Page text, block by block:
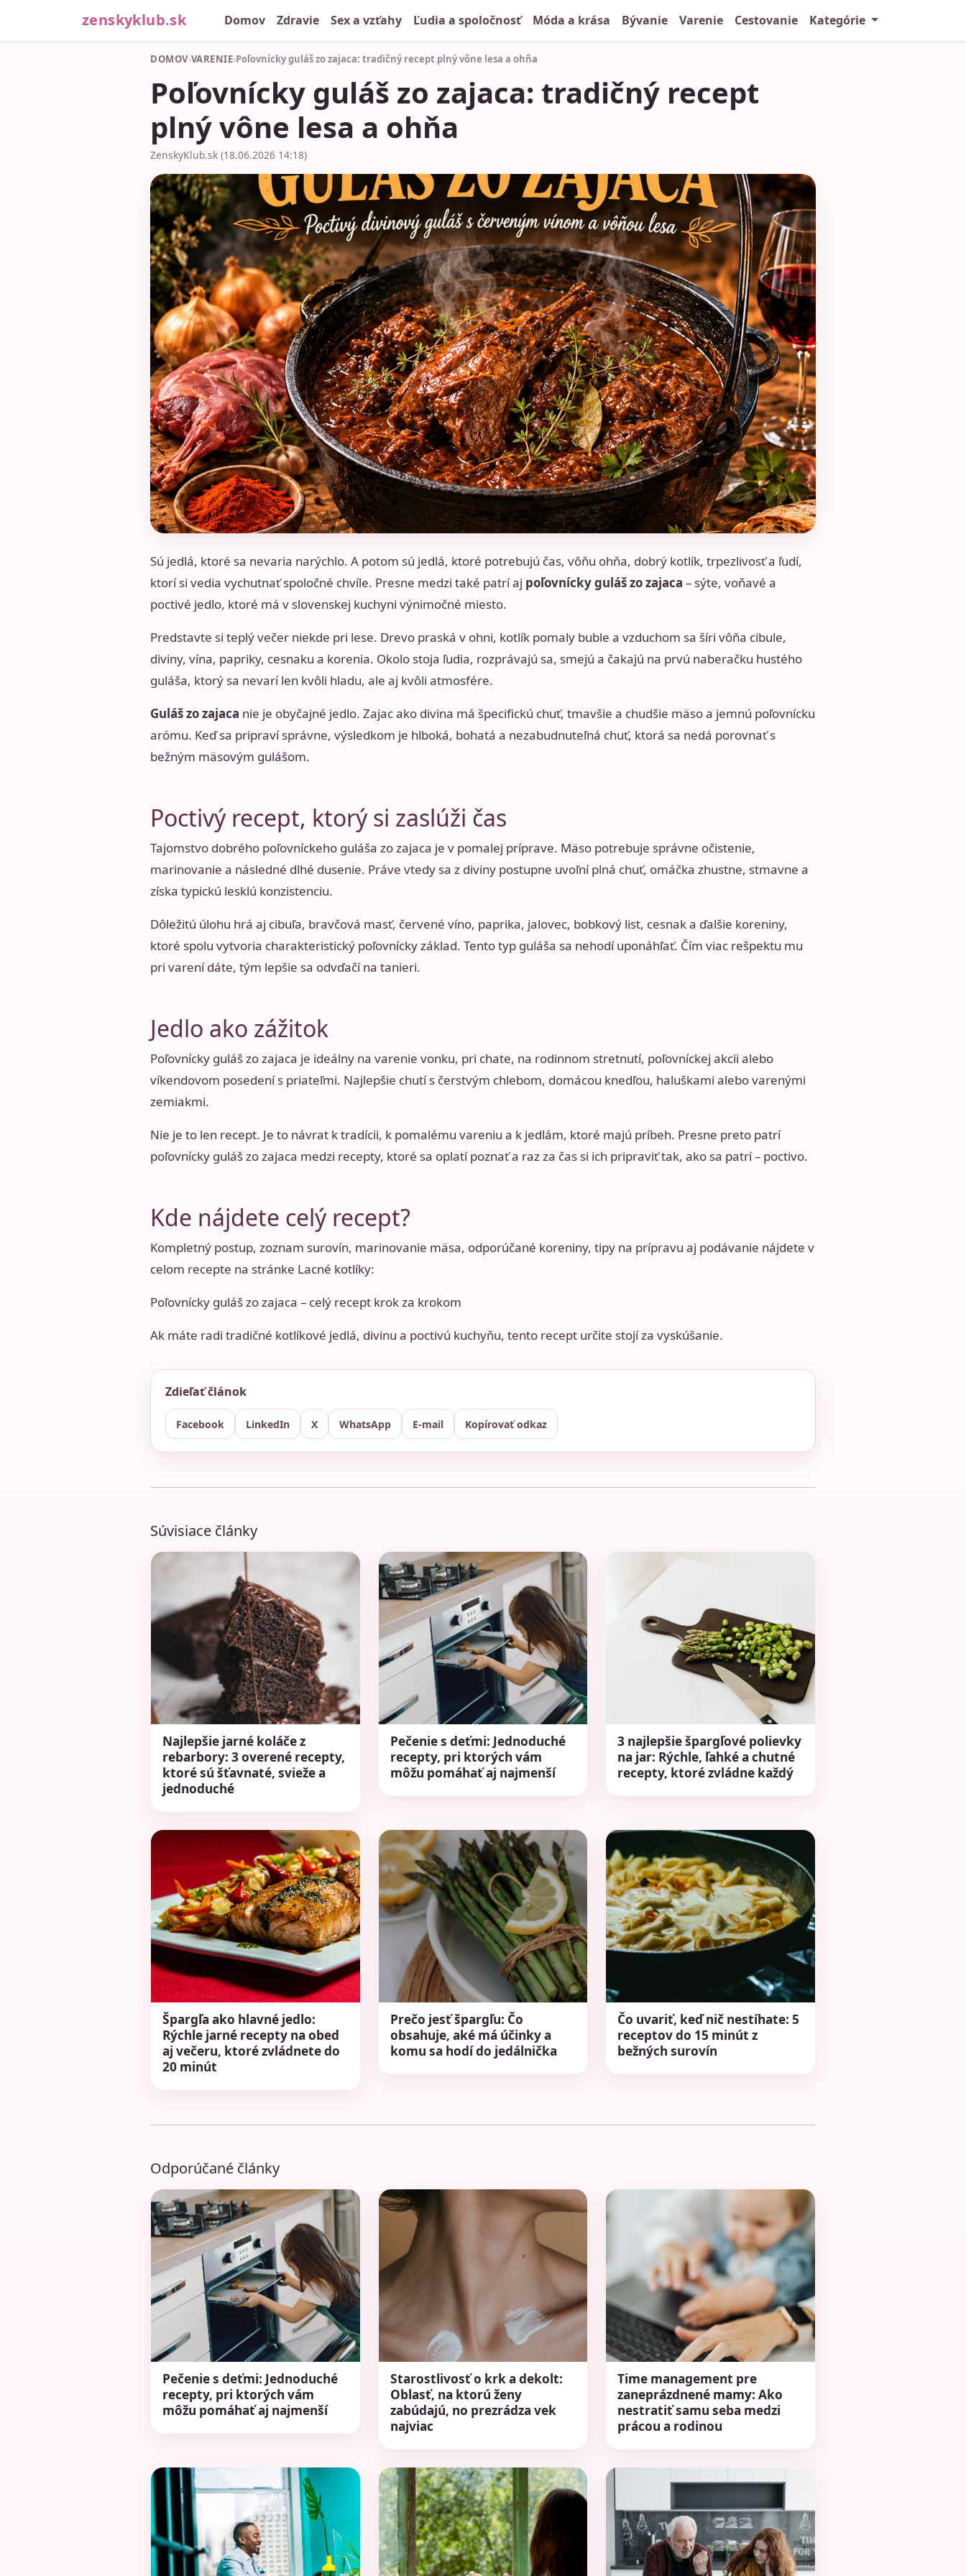
zenskyklub.sk Domov Zdravie Sex a vzťahy Ľudia a spoločnosť Móda a krása Bývanie Varenie Cestovanie Kategórie
DOMOV›VARENIE›Poľovnícky guláš zo zajaca: tradičný recept plný vône lesa a ohňa
Poľovnícky guláš zo zajaca: tradičný recept
plný vône lesa a ohňa
ZenskyKlub.sk (18.06.2026 14:18)
Sú jedlá, ktoré sa nevaria narýchlo. A potom sú jedlá, ktoré potrebujú čas, vôňu ohňa, dobrý kotlík, trpezlivosť a ľudí,
ktorí si vedia vychutnať spoločné chvíle. Presne medzi také patrí aj poľovnícky guláš zo zajaca – sýte, voňavé a
poctivé jedlo, ktoré má v slovenskej kuchyni výnimočné miesto.
Predstavte si teplý večer niekde pri lese. Drevo praská v ohni, kotlík pomaly buble a vzduchom sa šíri vôňa cibule,
diviny, vína, papriky, cesnaku a korenia. Okolo stoja ľudia, rozprávajú sa, smejú a čakajú na prvú naberačku hustého
guláša, ktorý sa nevarí len kvôli hladu, ale aj kvôli atmosfére.
Guláš zo zajaca nie je obyčajné jedlo. Zajac ako divina má špecifickú chuť, tmavšie a chudšie mäso a jemnú poľovnícku
arómu. Keď sa pripraví správne, výsledkom je hlboká, bohatá a nezabudnuteľná chuť, ktorá sa nedá porovnať s
bežným mäsovým gulášom.
Poctivý recept, ktorý si zaslúži čas
Tajomstvo dobrého poľovníckeho guláša zo zajaca je v pomalej príprave. Mäso potrebuje správne očistenie,
marinovanie a následné dlhé dusenie. Práve vtedy sa z diviny postupne uvoľní plná chuť, omáčka zhustne, stmavne a
získa typickú lesklú konzistenciu.
Dôležitú úlohu hrá aj cibuľa, bravčová masť, červené víno, paprika, jalovec, bobkový list, cesnak a ďalšie koreniny,
ktoré spolu vytvoria charakteristický poľovnícky základ. Tento typ guláša sa nehodí uponáhľať. Čím viac rešpektu mu
pri varení dáte, tým lepšie sa odvďačí na tanieri.
Jedlo ako zážitok
Poľovnícky guláš zo zajaca je ideálny na varenie vonku, pri chate, na rodinnom stretnutí, poľovníckej akcii alebo
víkendovom posedení s priateľmi. Najlepšie chutí s čerstvým chlebom, domácou knedľou, haluškami alebo varenými
zemiakmi.
Nie je to len recept. Je to návrat k tradícii, k pomalému vareniu a k jedlám, ktoré majú príbeh. Presne preto patrí
poľovnícky guláš zo zajaca medzi recepty, ktoré sa oplatí poznať a raz za čas si ich pripraviť tak, ako sa patrí – poctivo.
Kde nájdete celý recept?
Kompletný postup, zoznam surovín, marinovanie mäsa, odporúčané koreniny, tipy na prípravu aj podávanie nájdete v
celom recepte na stránke Lacné kotlíky:
Poľovnícky guláš zo zajaca – celý recept krok za krokom
Ak máte radi tradičné kotlíkové jedlá, divinu a poctivú kuchyňu, tento recept určite stojí za vyskúšanie.
Zdieľať článok
Facebook LinkedIn X WhatsApp E-mail Kopírovať odkaz
Súvisiace články
Najlepšie jarné koláče z
rebarbory: 3 overené recepty,
ktoré sú šťavnaté, svieže a
jednoduché
Pečenie s deťmi: Jednoduché
recepty, pri ktorých vám
môžu pomáhať aj najmenší
3 najlepšie špargľové polievky
na jar: Rýchle, ľahké a chutné
recepty, ktoré zvládne každý
Špargľa ako hlavné jedlo:
Rýchle jarné recepty na obed
aj večeru, ktoré zvládnete do
20 minút
Prečo jesť špargľu: Čo
obsahuje, aké má účinky a
komu sa hodí do jedálnička
Čo uvariť, keď nič nestíhate: 5
receptov do 15 minút z
bežných surovín
Odporúčané články
Pečenie s deťmi: Jednoduché
recepty, pri ktorých vám
môžu pomáhať aj najmenší
Starostlivosť o krk a dekolt:
Oblasť, na ktorú ženy
zabúdajú, no prezrádza vek
najviac
Time management pre
zaneprázdnené mamy: Ako
nestratiť samu seba medzi
prácou a rodinou